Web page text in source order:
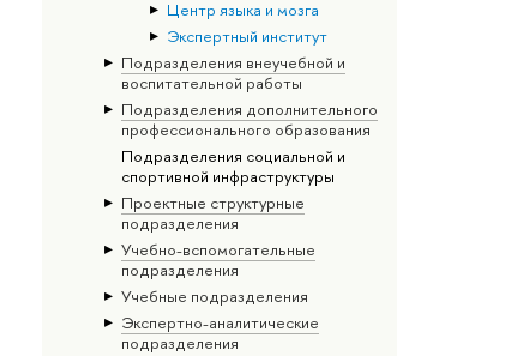
Центр языка и мозга
Экспертный институт
Подразделения внеучебной и
воспитательной работы
Подразделения дополнительного
профессионального образования
Подразделения социальной и
спортивной инфраструктуры
Проектные структурные
подразделения
Учебно-вспомогательные
подразделения
Учебные подразделения
Экспертно-аналитические
подразделения